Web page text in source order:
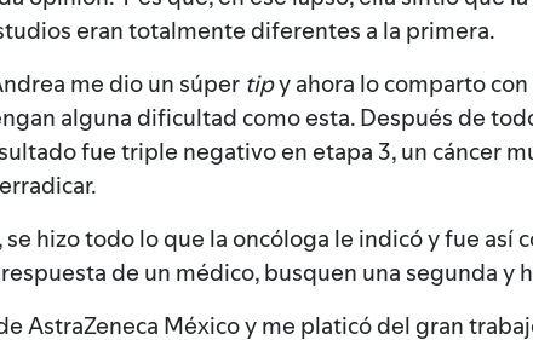
eran totalmente diferentes a la primera.
me dio un súper tipy ahora lo comparto
alguna dificultad como esta. Después de
fue triple negativo en etapa 3, un cáncer
hizo todo lo que la oncóloga le indicó y fue así
de un médico, busquen una segunda y
AstraZeneca México y me platicó del gran